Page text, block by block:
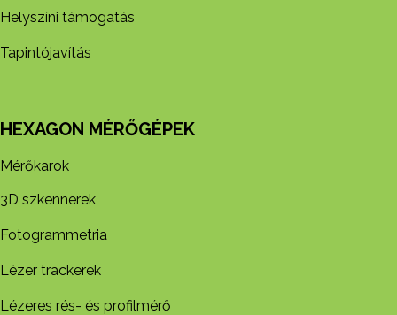
Helyszíni támogatás
Tapintójavítás
HEXAGON MÉRŐGÉPEK
Mérőkarok
3D szkennerek
Fotogrammetria
Lézer trackerek
Lézeres rés- és profilmérő